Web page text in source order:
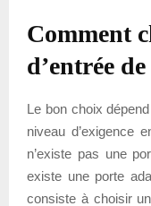
Comment
d’entrée
Le bon choix
niveau d’exigence
n’existe pas une
existe une porte
consiste à choisir